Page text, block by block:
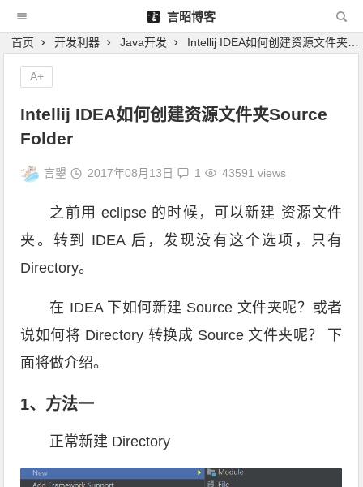
言昭博客
首页 开发利器 Java开发 Intellij IDEA如何创建资源文件夹Source Folder
Intellij IDEA如何创建资源文件夹Source
Folder
言曌 2017年08月13日 1 43591 views
之前用 eclipse 的时候，可以新建 资源文件
夹。转到 IDEA 后，发现没有这个选项，只有
Directory。
在 IDEA 下如何新建 Source 文件夹呢？或者
说如何将 Directory 转换成 Source 文件夹呢？ 下
面将做介绍。
1、方法一
正常新建 Directory
A+